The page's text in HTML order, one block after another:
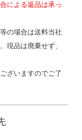
による返品は承っ
の場合は送料当社
現品は廃棄せず、
ざいますのでご了